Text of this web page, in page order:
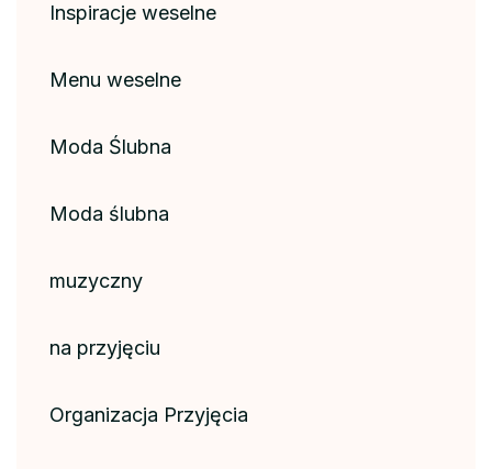
Inspiracje weselne
Menu weselne
Moda Ślubna
Moda ślubna
muzyczny
na przyjęciu
Organizacja Przyjęcia